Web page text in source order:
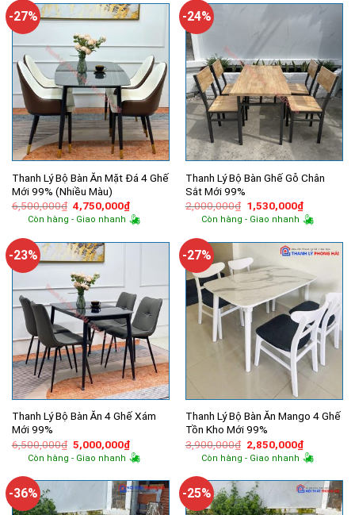
1,200,000₫.
-27%
Thanh Lý Bộ Bàn Ăn Mặt Đá 4 Ghế
Mới 99% (Nhiều Màu)
6,500,000₫ Giá
gốc
là:
4,750,000₫Giá
hiện
tại
4,750,000₫.
Còn hàng - Giao nhanh
-24%
Thanh Lý Bộ Bàn Ghế Gỗ Chân
Sắt Mới 99%
2,000,000₫ Giá
gốc
là:
1,530,000₫Giá
hiện
tại
Còn hàng - Giao nhanh
-23%
Thanh Lý Bộ Bàn Ăn 4 Ghế Xám
Mới 99%
6,500,000₫ Giá
gốc
là:
5,000,000₫Giá
hiện
tại
5,000,000₫.
Còn hàng - Giao nhanh
-27%
Thanh Lý Bộ Bàn Ăn Mango 4 Ghế
Tồn Kho Mới 99%
3,900,000₫ Giá
gốc
là:
2,850,000₫Giá
hiện
tại
Còn hàng - Giao nhanh
-36% -25%